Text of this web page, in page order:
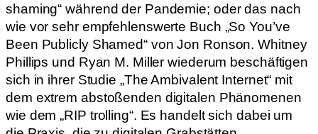
shaming“ während der Pandemie; oder das nach
wie vor sehr empfehlenswerte Buch „So You’ve
Been Publicly Shamed“ von Jon Ronson. Whitney
Phillips und Ryan M. Miller wiederum beschäftigen
sich in ihrer Studie „The Ambivalent Internet“ mit
dem extrem abstoßenden digitalen Phänomenen
wie dem „RIP trolling“. Es handelt sich dabei um